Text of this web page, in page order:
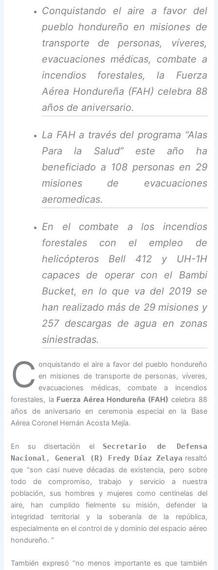
Conquistando el aire a favor del
pueblo hondureño en misiones de
transporte de personas, víveres,
evacuaciones médicas, combate a
incendios forestales, la Fuerza
Aérea Hondureña (FAH) celebra 88
años de aniversario.
La FAH a través del programa “Alas
Para la Salud” este año ha
beneficiado a 108 personas en 29
misiones de evacuaciones
aeromedicas.
En el combate a los incendios
forestales con el empleo de
helicópteros Bell 412 y UH-1H
capaces de operar con el Bambi
Bucket, en lo que va del 2019 se
han realizado más de 29 misiones y
257 descargas de agua en zonas
siniestradas.
C onquistando el aire a favor del pueblo hondureño
en misiones de transporte de personas, víveres,
evacuaciones médicas, combate a incendios
forestales, la Fuerza Aérea Hondureña (FAH) celebra 88
años de aniversario en ceremonia especial en la Base
Aérea Coronel Hernán Acosta Mejía.
En su disertación el
Secretario de Defensa
Nacional , General (R) Fredy Díaz Zelaya resaltó
que “son casi nueve décadas de existencia, pero sobre
todo de compromiso, trabajo y servicio a nuestra
población, sus hombres y mujeres como centinelas del
aire, han cumplido fielmente su misión, defender la
integridad territorial y la soberanía de la república,
especialmente en el control de y dominio del espacio aéreo
hondureño. “
También expresó “no menos importante es que también